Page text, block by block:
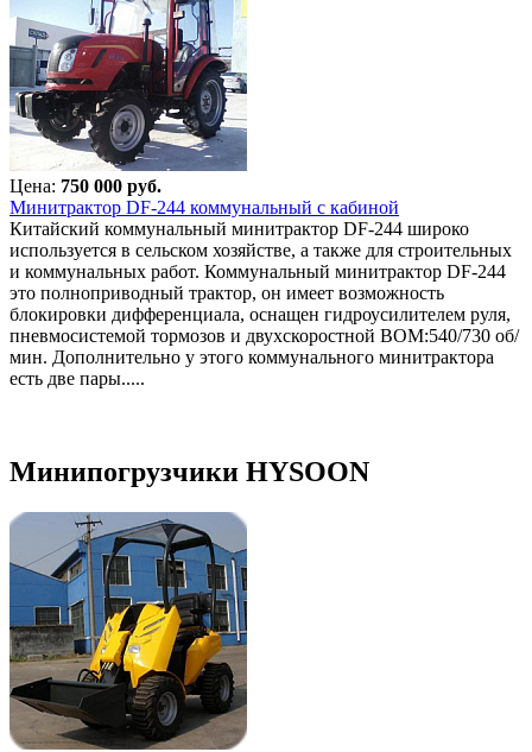
Цена: 750 000 руб.
Минитрактор DF-244 коммунальный с кабиной
Китайский коммунальный минитрактор DF-244 широко
используется в сельском хозяйстве, а также для строительных
и коммунальных работ. Коммунальный минитрактор DF-244
это полноприводный трактор, он имеет возможность
блокировки дифференциала, оснащен гидроусилителем руля,
пневмосистемой тормозов и двухскоростной ВОМ:540/730 об/
мин. Дополнительно у этого коммунального минитрактора
есть две пары.....
Минипогрузчики HYSOON